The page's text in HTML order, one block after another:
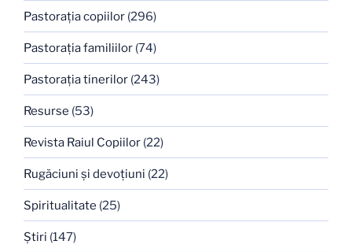
Pastoraţia copiilor (296)
Pastoraţia familiilor (74)
Pastoraţia tinerilor (243)
Resurse (53)
Revista Raiul Copiilor (22)
Rugăciuni şi devoţiuni (22)
Spiritualitate (25)
Ştiri (147)